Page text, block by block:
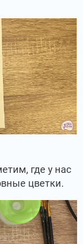
где у нас
цветки.